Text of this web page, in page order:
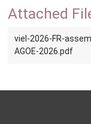
Attached
viel-2026-FR-
AGOE-2026.pdf